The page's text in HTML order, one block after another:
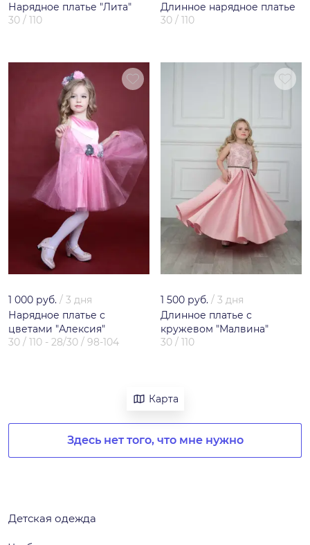
Нарядное платье "Лита"
30 / 110
Длинное нарядное платье
30 / 110
1 000 руб. / 3 дня
Нарядное платье с
цветами "Алексия"
30 / 110 - 28/30 / 98-104
1 500 руб. / 3 дня
Длинное платье с
кружевом "Малвина"
30 / 110
Карта
Здесь нет того, что мне нужно
Детская одежда